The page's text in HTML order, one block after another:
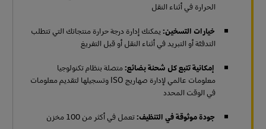
الحرارة في أثناء النقل
خيارات التسخين: يمكنك إدارة درجة حرارة منتجاتك التي تتطلب
التدفئة أو التبريد في أثناء النقل أو قبل التفريغ
إمكانية تتبع كل شحنة بضائع:متصلة بنظام تكنولوجيا
معلومات عالمي لإدارة صهاريج ISO وتسجيلها لتقديم معلومات
في الوقت المحدد
جودة موثوقة في التنظيف:تعمل في أكثر من 100 مخزن